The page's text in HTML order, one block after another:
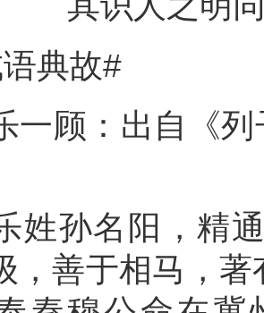
典故#
顾：出自《列
孙名阳，精通
，善于相马，